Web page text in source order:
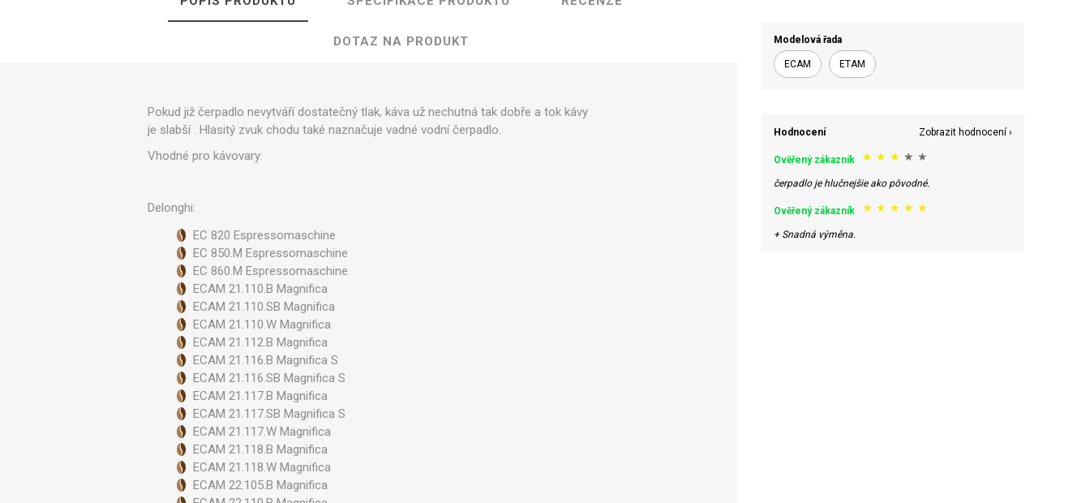
Modelová řada
ECAM ETAM
Hodnocení Zobrazit hodnocení ›
Ověřený zákazník ★ ★ ★ ★ ★
čerpadlo je hlučnejšie ako pôvodné.
Ověřený zákazník ★ ★ ★ ★ ★
+ Snadná výměna.
DOTAZ NA PRODUKT
Pokud již čerpadlo nevytváří dostatečný tlak, káva už nechutná tak dobře a tok kávy
je slabší . Hlasitý zvuk chodu také naznačuje vadné vodní čerpadlo.
Vhodné pro kávovary:
Delonghi:
EC 820 Espressomaschine
EC 850.M Espressomaschine
EC 860.M Espressomaschine
ECAM 21.110.B Magnifica
ECAM 21.110.SB Magnifica
ECAM 21.110.W Magnifica
ECAM 21.112.B Magnifica
ECAM 21.116.B Magnifica S
ECAM 21.116.SB Magnifica S
ECAM 21.117.B Magnifica
ECAM 21.117.SB Magnifica S
ECAM 21.117.W Magnifica
ECAM 21.118.B Magnifica
ECAM 21.118.W Magnifica
ECAM 22.105.B Magnifica